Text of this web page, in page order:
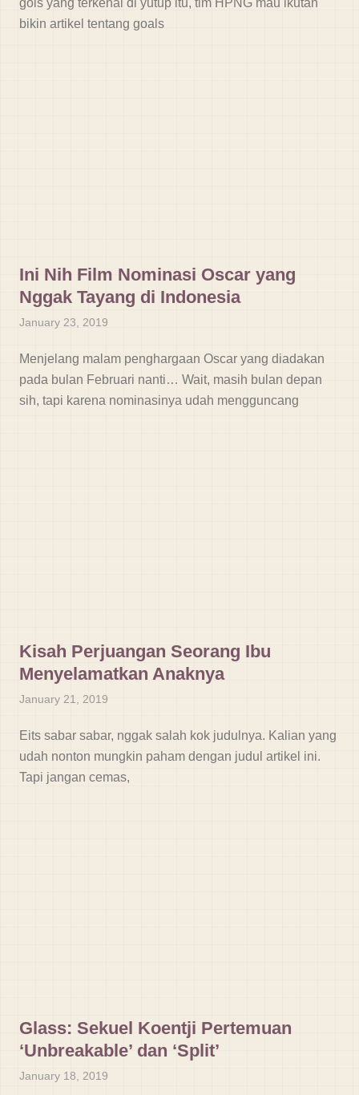
bikin artikel tentang goals
Ini Nih Film Nominasi Oscar yang
Nggak Tayang di Indonesia
January 23, 2019
Menjelang malam penghargaan Oscar yang diadakan
pada bulan Februari nanti… Wait, masih bulan depan
sih, tapi karena nominasinya udah mengguncang
Kisah Perjuangan Seorang Ibu
Menyelamatkan Anaknya
January 21, 2019
Eits sabar sabar, nggak salah kok judulnya. Kalian yang
udah nonton mungkin paham dengan judul artikel ini.
Tapi jangan cemas,
Glass: Sekuel Koentji Pertemuan
‘Unbreakable’ dan ‘Split’
January 18, 2019